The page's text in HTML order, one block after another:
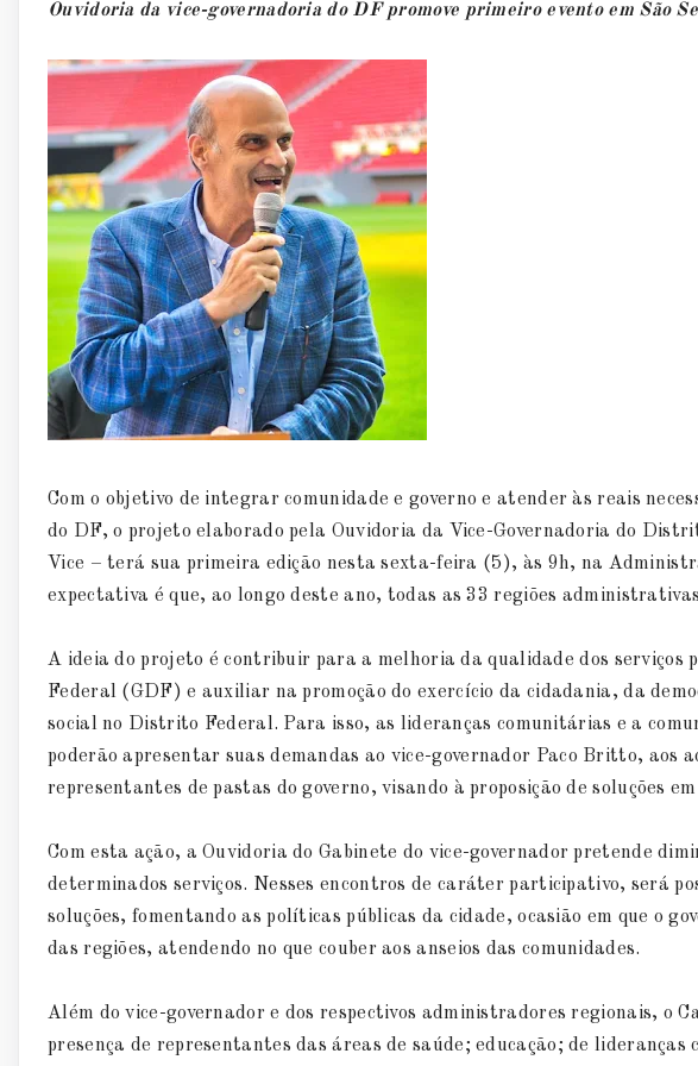
Ouvidoria da vice-governadoria do DF promove primeiro evento em São
Com o objetivo de integrar comunidade e governo e atender às reais
do DF, o projeto elaborado pela Ouvidoria da Vice-Governadoria do
Vice – terá sua primeira edição nesta sexta-feira (5), às 9h, na
expectativa é que, ao longo deste ano, todas as 33 regiões
A ideia do projeto é contribuir para a melhoria da qualidade dos serviços
Federal (GDF) e auxiliar na promoção do exercício da cidadania, da
social no Distrito Federal. Para isso, as lideranças comunitárias e a
poderão apresentar suas demandas ao vice-governador Paco Britto, aos
representantes de pastas do governo, visando à proposição de soluções
Com esta ação, a Ouvidoria do Gabinete do vice-governador pretende
determinados serviços. Nesses encontros de caráter participativo, será
soluções, fomentando as políticas públicas da cidade, ocasião em que o
das regiões, atendendo no que couber aos anseios das comunidades.
Além do vice-governador e dos respectivos administradores regionais, o
presença de representantes das áreas de saúde; educação; de